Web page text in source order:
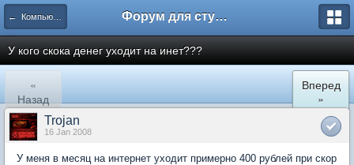
← Компьютеры и Интернет Форум для студента СГА
У кого скока денег уходит на инет???
«
Назад
Вперед
»
Trojan
16 Jan 2008
У меня в месяц на интернет уходит примерно 400 рублей при скор